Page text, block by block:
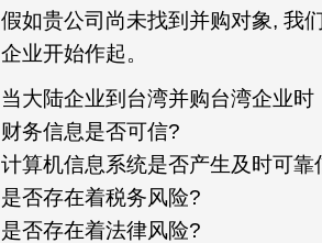
假如贵公司尚未找到并购对象, 我
企业开始作起。
当大陆企业到台湾并购台湾企业
财务信息是否可信?
计算机信息系统是否产生及时可
是否存在着税务风险?
是否存在着法律风险?